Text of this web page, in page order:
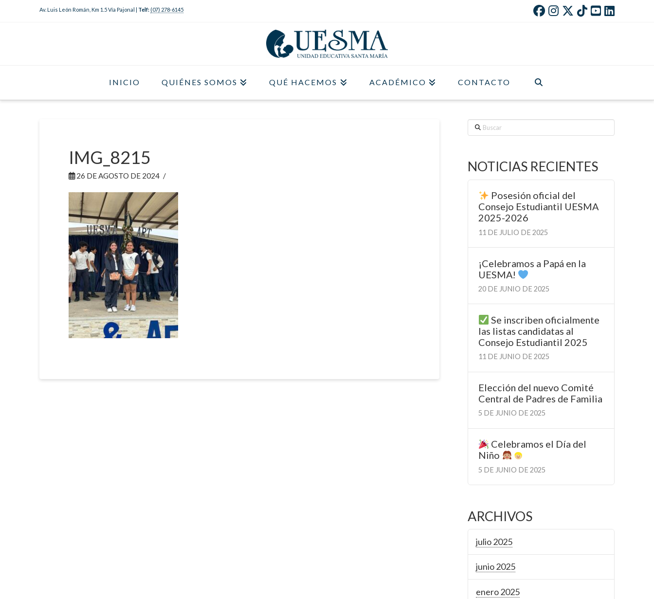
Av. Luis León Román, Km 1.5 Vía Pajonal | Telf: (07) 278-6145
INICIO QUIÉNES SOMOS QUÉ HACEMOS ACADÉMICO CONTACTO
IMG_8215
26 DE AGOSTO DE 2024
Buscar
NOTICIAS RECIENTES
Posesión oficial del
Consejo Estudiantil UESMA
2025-2026
11 DE JULIO DE 2025
¡Celebramos a Papá en la
UESMA!
20 DE JUNIO DE 2025
Se inscriben oficialmente
las listas candidatas al
Consejo Estudiantil 2025
11 DE JUNIO DE 2025
Elección del nuevo Comité
Central de Padres de Familia
5 DE JUNIO DE 2025
Celebramos el Día del
Niño
5 DE JUNIO DE 2025
ARCHIVOS
julio 2025
junio 2025
enero 2025